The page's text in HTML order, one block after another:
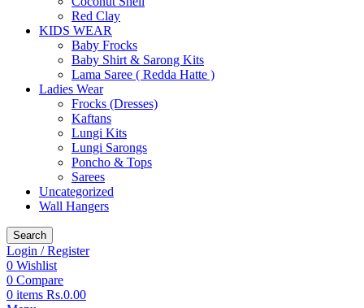
Red Clay
KIDS WEAR
Baby Frocks
Baby Shirt & Sarong Kits
Lama Saree ( Redda Hatte )
Ladies Wear
Frocks (Dresses)
Kaftans
Lungi Kits
Lungi Sarongs
Poncho & Tops
Sarees
Uncategorized
Wall Hangers
Search
Login / Register
0 Wishlist
0 Compare
0 items Rs.0.00